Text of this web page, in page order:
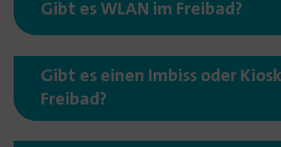
Gibt es WLAN im Freibad?
Gibt es einen Imbiss oder
Freibad?